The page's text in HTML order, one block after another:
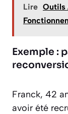
Lire Outils
Exemple :
Franck, 42
avoir été